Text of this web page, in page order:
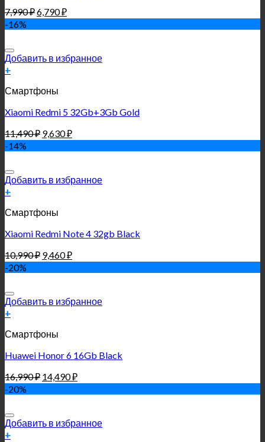
7,990₽6,790₽
-16%
Добавить в избранное
+
Смартфоны
Xiaomi Redmi 5 32Gb+3Gb Gold
11,490₽ 9,630₽
-14%
Добавить в избранное
+
Смартфоны
Xiaomi Redmi Note 4 32gb Black
10,990₽ 9,460₽
-20%
Добавить в избранное
+
Смартфоны
Huawei Honor 6 16Gb Black
16,990₽ 14,490₽
-20%
Добавить в избранное
+